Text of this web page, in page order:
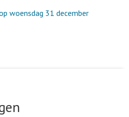
woensdag 31 december